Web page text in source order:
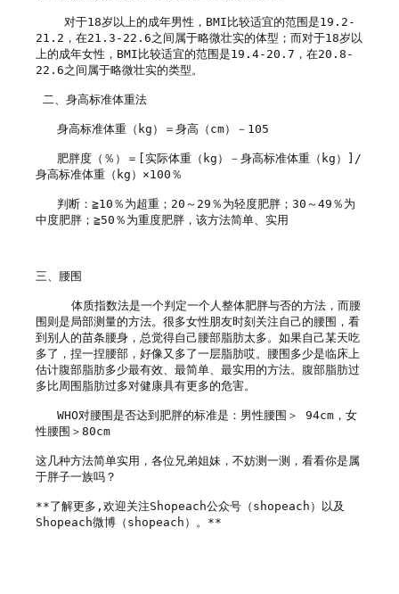
对于18岁以上的成年男性，BMI比较适宜的范围是19.2-
21.2，在21.3-22.6之间属于略微壮实的体型；而对于18岁以
上的成年女性，BMI比较适宜的范围是19.4-20.7，在20.8-
22.6之间属于略微壮实的类型。
二、身高标准体重法
身高标准体重（kg）＝身高（cm）－105
肥胖度（％）＝[实际体重（kg）－身高标准体重（kg）]/
身高标准体重（kg）×100％
判断：≧10％为超重；20～29％为轻度肥胖；30～49％为
中度肥胖；≧50％为重度肥胖，该方法简单、实用
三、腰围
体质指数法是一个判定一个人整体肥胖与否的方法，而腰
围则是局部测量的方法。很多女性朋友时刻关注自己的腰围，看
到别人的苗条腰身，总觉得自己腰部脂肪太多。如果自己某天吃
多了，捏一捏腰部，好像又多了一层脂肪哎。腰围多少是临床上
估计腹部脂肪多少最有效、最简单、最实用的方法。腹部脂肪过
多比周围脂肪过多对健康具有更多的危害。
WHO对腰围是否达到肥胖的标准是：男性腰围＞ 94cm，女
性腰围＞80cm
这几种方法简单实用，各位兄弟姐妹，不妨测一测，看看你是属
于胖子一族吗？
**了解更多,欢迎关注Shopeach公众号（shopeach）以及
Shopeach微博（shopeach）。**